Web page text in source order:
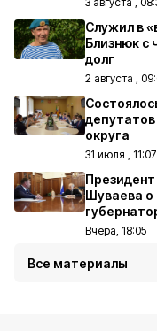
Служил в
Близнюк с
долг
2 августа ,
округа
31 июля , 11:07
Шуваева о
Вчера, 18:05
Все материалы